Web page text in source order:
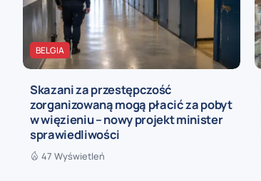
BELGIA
Skazani za przestępczość
zorganizowaną mogą płacić za pobyt
w więzieniu – nowy projekt minister
sprawiedliwości
47 Wyświetleń